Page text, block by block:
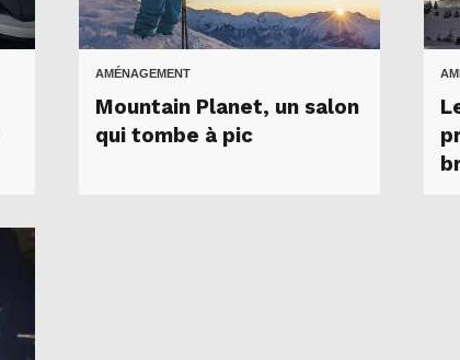
AMÉNAGEMENT
Mountain Planet, un salon
qui tombe à pic